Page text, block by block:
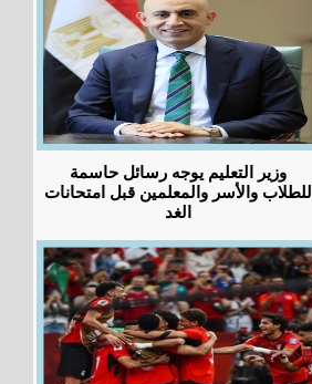
وزير التعليم يوجه رسائل حاسمة
للطلاب والأسر والمعلمين قبل امتحانات
الغد